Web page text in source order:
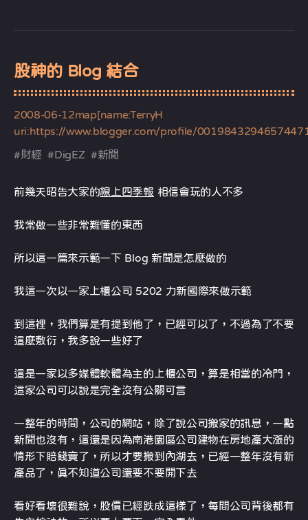
股神的 Blog 結合
2008-06-12map[name:TerryH
uri:https://www.blogger.com/profile/
#財經 #DigEZ #新聞
前幾天昭告大家的線上四季報 相信會玩的人不多
我常做一些非常難懂的東西
所以這一篇來示範一下 Blog 新聞是怎麼做的
我這一次以一家上櫃公司 5202 力新國際來做示範
到這裡，我們算是有提到他了，已經可以了，不過為了不要
這麼敷衍，我多說一些好了
這是一家以多媒體軟體為主的上櫃公司，算是相當的冷門，
這家公司可以說是完全沒有公關可言
一整年的時間，公司的網站，除了說公司搬家的訊息，一點
新聞也沒有，這還是因為南港園區公司建物在房地產大漲的
情形下賠錢賣了，所以才要搬到內湖去，已經一整年沒有新
產品了，真不知道公司還要不要開下去
看好看壞很難說，股價已經跌成這樣了，每間公司背後都有